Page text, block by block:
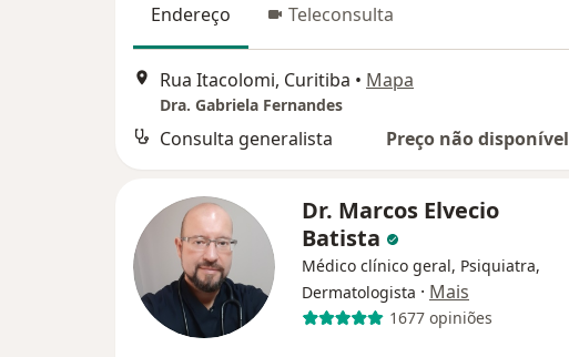
Endereço Teleconsulta
Rua Itacolomi, Curitiba • Mapa
Dra. Gabriela Fernandes
Consulta generalista Preço não disponível
Dr. Marcos Elvecio
Batista
Médico clínico geral, Psiquiatra,
Dermatologista · Mais
1677 opiniões